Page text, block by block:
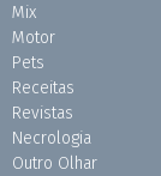
Mix
Motor
Pets
Receitas
Revistas
Necrologia
Outro Olhar